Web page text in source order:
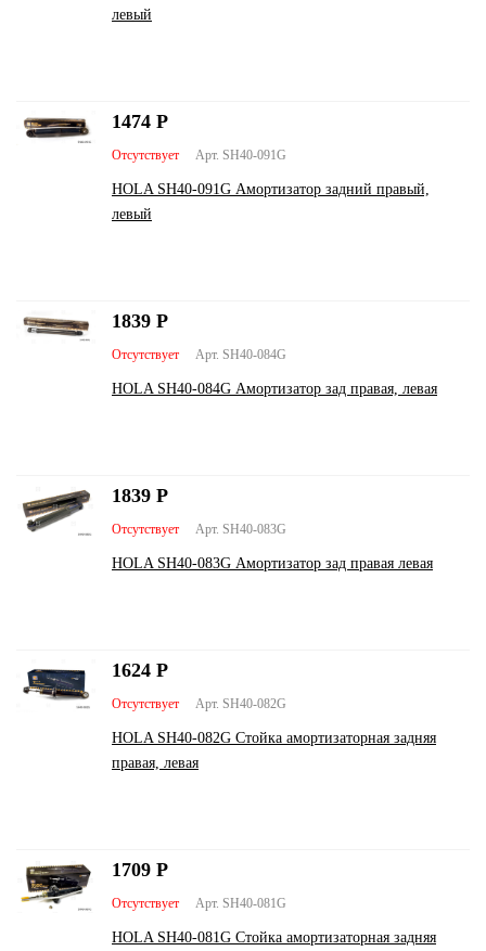
левый
Арт. SH40-091G
Отсутствует
HOLA SH40-091G Амортизатор задний правый,
левый
1474 Р
Арт. SH40-084G
Отсутствует
HOLA SH40-084G Амортизатор зад правая, левая
1839 Р
Арт. SH40-083G
Отсутствует
HOLA SH40-083G Амортизатор зад правая левая
1839 Р
Арт. SH40-082G
Отсутствует
HOLA SH40-082G Стойка амортизаторная задняя
правая, левая
1624 Р
Арт. SH40-081G
Отсутствует
HOLA SH40-081G Стойка амортизаторная задняя
1709 Р